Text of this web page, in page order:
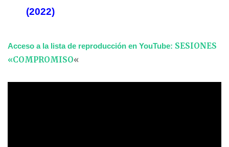
(2022)
Acceso a la lista de reproducción en YouTube: SESIONES
«COMPROMISO«